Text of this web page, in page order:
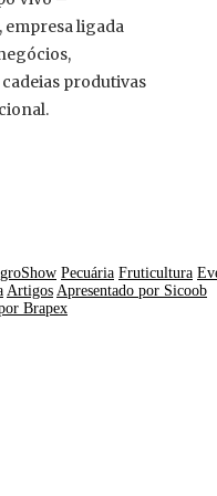
ligada
produtivas
Pecuária Fruticultura
Artigos Apresentado por Sicoob
Brapex